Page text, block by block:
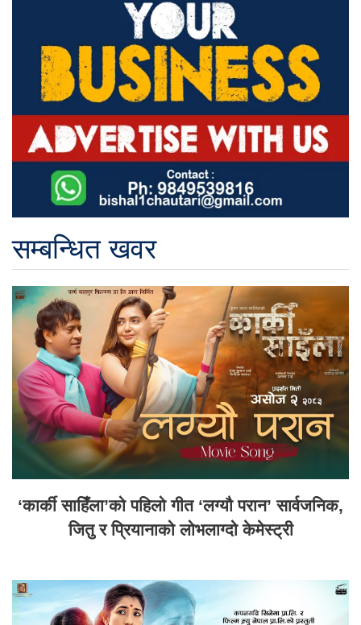
सम्बन्धित खवर
‘कार्की साहिँला’को पहिलो गीत ‘लग्यौ परान’ सार्वजनिक,
जितु र प्रियानाको लोभलाग्दो केमेस्ट्री